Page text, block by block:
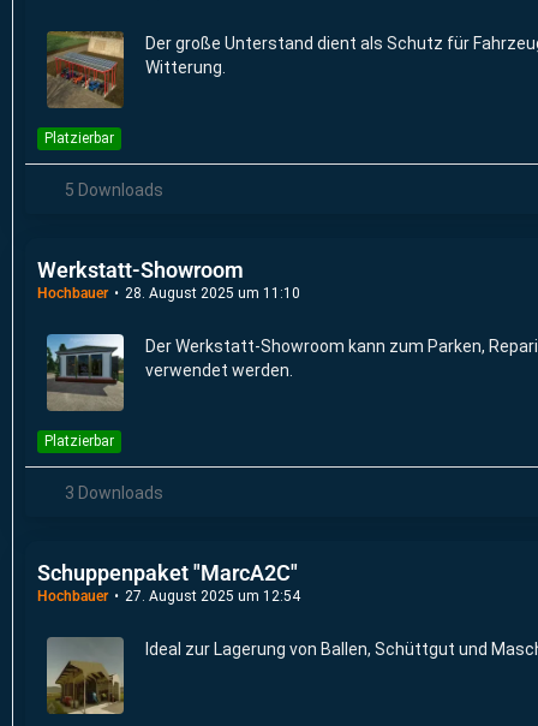
Der große Unterstand dient als Schutz für
Witterung.
Platzierbar
5 Downloads
Werkstatt-Showroom
Hochbauer 28. August 2025 um 11:10
Der Werkstatt-Showroom kann zum Parken,
verwendet werden.
Platzierbar
3 Downloads
Schuppenpaket "MarcA2C"
Hochbauer 27. August 2025 um 12:54
Ideal zur Lagerung von Ballen, Schüttgut und